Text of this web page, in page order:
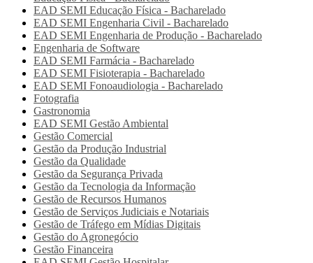
EAD SEMI Educação Física - Bacharelado
EAD SEMI Engenharia Civil - Bacharelado
EAD SEMI Engenharia de Produção - Bacharelado
Engenharia de Software
EAD SEMI Farmácia - Bacharelado
EAD SEMI Fisioterapia - Bacharelado
EAD SEMI Fonoaudiologia - Bacharelado
Fotografia
Gastronomia
EAD SEMI Gestão Ambiental
Gestão Comercial
Gestão da Produção Industrial
Gestão da Qualidade
Gestão da Segurança Privada
Gestão da Tecnologia da Informação
Gestão de Recursos Humanos
Gestão de Serviços Judiciais e Notariais
Gestão de Tráfego em Mídias Digitais
Gestão do Agronegócio
Gestão Financeira